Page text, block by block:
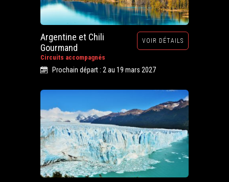
Argentine et Chili
Gourmand
Circuits accompagnés
VOIR DÉTAILS
Prochain départ : 2 au 19 mars 2027